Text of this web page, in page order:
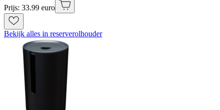
Prijs: 33.99 euro
Bekijk alles in reserverolhouder